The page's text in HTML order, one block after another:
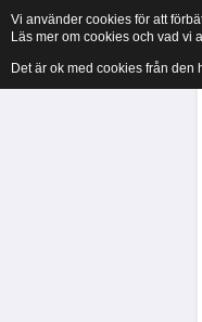
Vi använder cookies för att
Läs mer om cookies och vad vi
Det är ok med cookies från den